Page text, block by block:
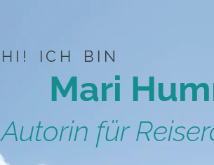
HI! ICH BIN
Mari
Autorin für